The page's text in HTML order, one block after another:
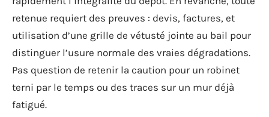
retenue requiert des preuves : devis, factures, et
utilisation d’une grille de vétusté jointe au bail pour
distinguer l’usure normale des vraies dégradations.
Pas question de retenir la caution pour un robinet
terni par le temps ou des traces sur un mur déjà
fatigué.